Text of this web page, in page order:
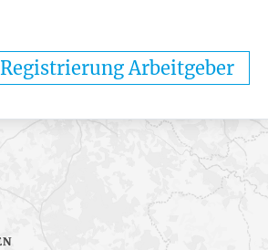
Registrierung Arbeitgeber